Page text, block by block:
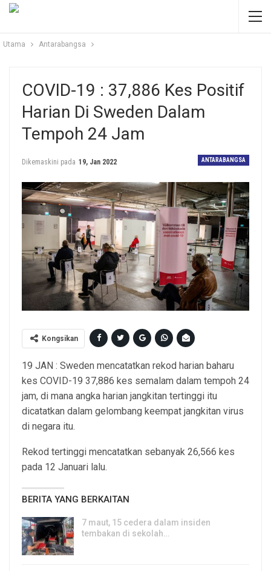
Utama Antarabangsa
COVID-19 : 37,886 Kes Positif
Harian Di Sweden Dalam
Tempoh 24 Jam
ANTARABANGSA
Dikemaskini pada 19, Jan 2022
Kongsikan
19 JAN : Sweden mencatatkan rekod harian baharu
kes COVID-19 37,886 kes semalam dalam tempoh 24
jam, di mana angka harian jangkitan tertinggi itu
dicatatkan dalam gelombang keempat jangkitan virus
di negara itu.
Rekod tertinggi mencatatkan sebanyak 26,566 kes
pada 12 Januari lalu.
BERITA YANG BERKAITAN
7 maut, 15 cedera dalam insiden
tembakan di sekolah…